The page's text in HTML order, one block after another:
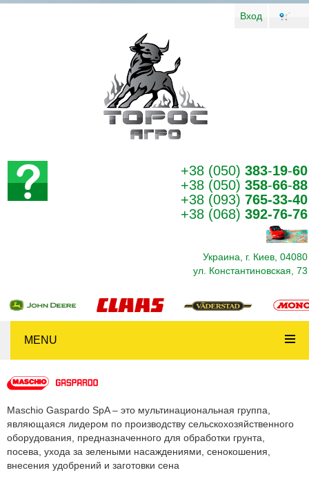
Вход
+38 (050) 383-19-60
+38 (050) 358-66-88
+38 (093) 765-33-40
+38 (068) 392-76-76
Украина, г. Киев, 04080
ул. Константиновская, 73
MENU
Maschio Gaspardo SpA – это мультинациональная группа,
являющаяся лидером по производству сельскохозяйственного
оборудования, предназначенного для обработки грунта,
посева, ухода за зелеными насаждениями, сенокошения,
внесения удобрений и заготовки сена